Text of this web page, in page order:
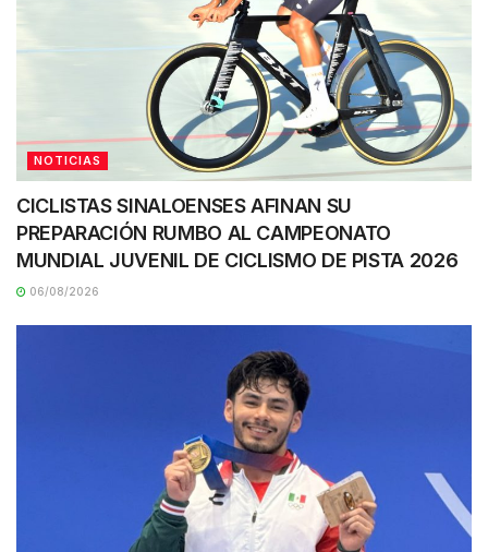
NOTICIAS
CICLISTAS SINALOENSES AFINAN SU
PREPARACIÓN RUMBO AL CAMPEONATO
MUNDIAL JUVENIL DE CICLISMO DE PISTA 2026
06/08/2026